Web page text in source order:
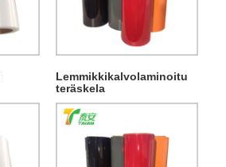
Lemmikkikalvolaminoitu
teräskela